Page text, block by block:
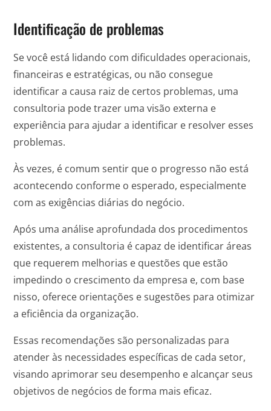
Identificação de problemas
Se você está lidando com dificuldades operacionais,
financeiras e estratégicas, ou não consegue
identificar a causa raiz de certos problemas, uma
consultoria pode trazer uma visão externa e
experiência para ajudar a identificar e resolver esses
problemas.
Às vezes, é comum sentir que o progresso não está
acontecendo conforme o esperado, especialmente
com as exigências diárias do negócio.
Após uma análise aprofundada dos procedimentos
existentes, a consultoria é capaz de identificar áreas
que requerem melhorias e questões que estão
impedindo o crescimento da empresa e, com base
nisso, oferece orientações e sugestões para otimizar
a eficiência da organização.
Essas recomendações são personalizadas para
atender às necessidades específicas de cada setor,
visando aprimorar seu desempenho e alcançar seus
objetivos de negócios de forma mais eficaz.